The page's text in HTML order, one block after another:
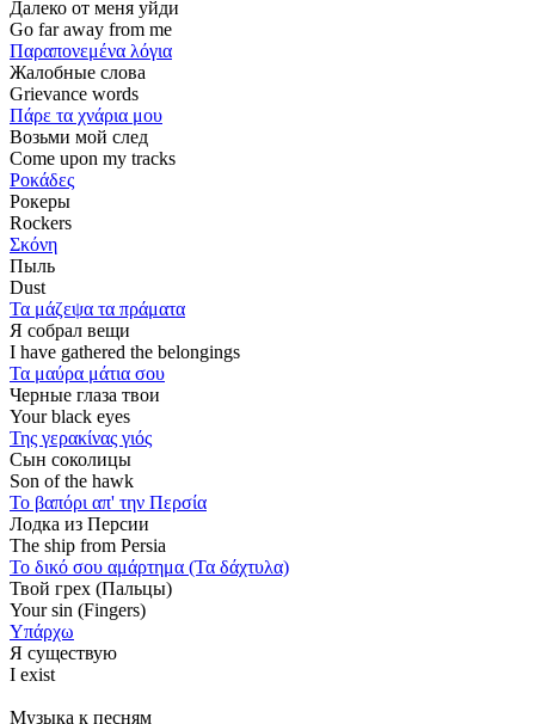
Далеко от меня уйди
Go far away from me
Παραπονεμένα λόγια
Жалобные слова
Grievance words
Πάρε τα χνάρια μου
Возьми мой след
Come upon my tracks
Ροκάδες
Рокеры
Rockers
Σκόνη
Пыль
Dust
Τα μάζεψα τα πράματα
Я собрал вещи
I have gathered the belongings
Τα μαύρα μάτια σου
Черные глаза твои
Your black eyes
Της γερακίνας γιός
Сын соколицы
Son of the hawk
Το βαπόρι απ' την Περσία
Лодка из Персии
The ship from Persia
Το δικό σου αμάρτημα (Τα δάχτυλα)
Твой грех (Пальцы)
Your sin (Fingers)
Υπάρχω
Я существую
I exist
Музыка к песням